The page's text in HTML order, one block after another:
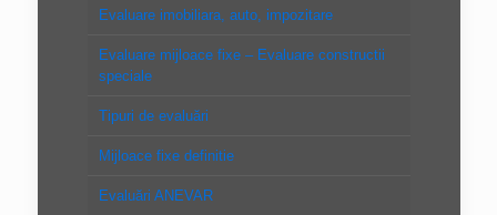
Evaluare imobiliara, auto, impozitare
Evaluare mijloace fixe – Evaluare constructii
speciale
Tipuri de evaluări
Mijloace fixe definitie
Evaluări ANEVAR